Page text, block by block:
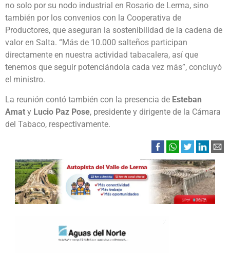
no solo por su nodo industrial en Rosario de Lerma, sino
también por los convenios con la Cooperativa de
Productores, que aseguran la sostenibilidad de la cadena de
valor en Salta. “Más de 10.000 salteños participan
directamente en nuestra actividad tabacalera, así que
tenemos que seguir potenciándola cada vez más”, concluyó
el ministro.
La reunión contó también con la presencia de Esteban
Amat y Lucio Paz Pose, presidente y dirigente de la Cámara
del Tabaco, respectivamente.